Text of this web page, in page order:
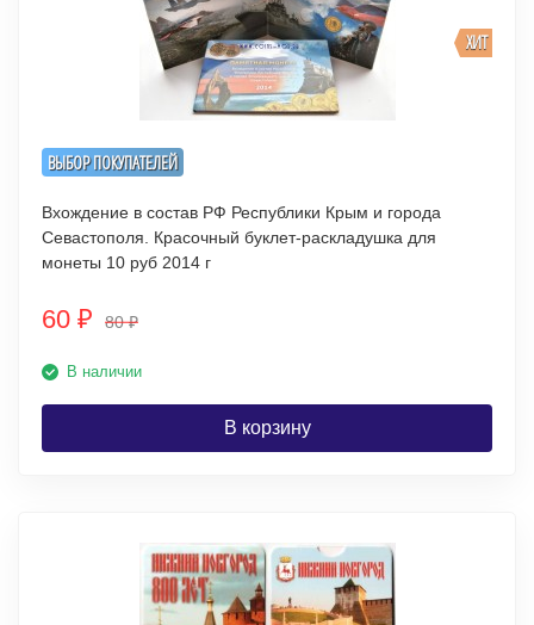
ВЫБОР ПОКУПАТЕЛЕЙ
ХИТ
Вхождение в состав РФ Республики Крым и города
Севастополя. Красочный буклет-раскладушка для
монеты 10 руб 2014 г
60 ₽ 80₽
В наличии
В корзину